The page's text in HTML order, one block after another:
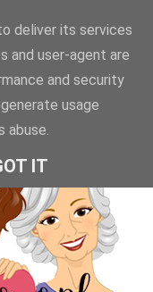
deliver its services
and user-agent are
and security
usage
abuse.
IT